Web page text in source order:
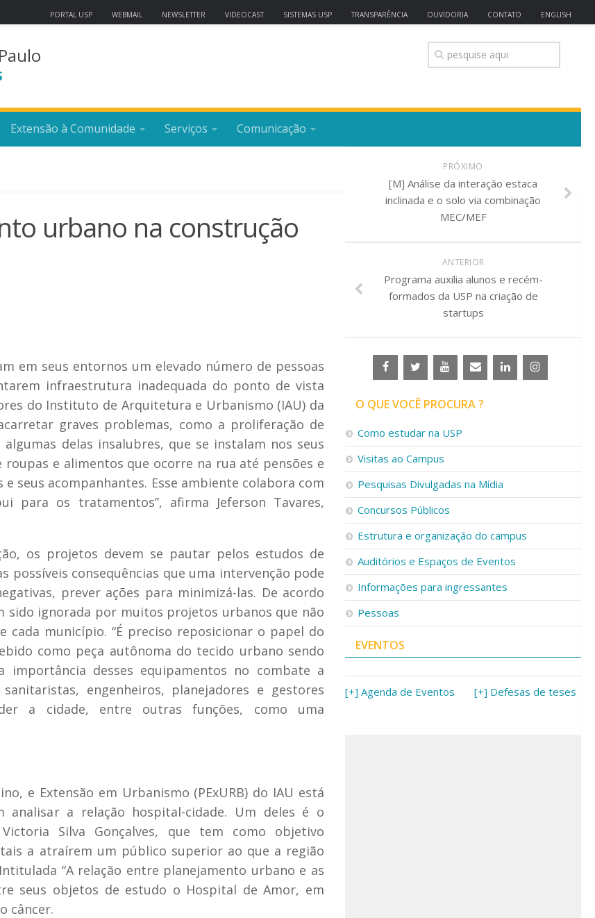
PORTAL USP WEBMAIL NEWSLETTER VIDEOCAST SISTEMAS USP TRANSPARÊNCIA OUVIDORIA CONTATO ENGLISH
Extensão à Comunidade Serviços Comunicação
urbano na construção
em seus entornos um elevado número de pessoas
infraestrutura inadequada do ponto de vista
do Instituto de Arquitetura e Urbanismo (IAU) da
graves problemas, como a proliferação de
delas insalubres, que se instalam nos seus
e alimentos que ocorre na rua até pensões e
seus acompanhantes. Esse ambiente colabora com
para os tratamentos”, afirma Jeferson Tavares,
os projetos devem se pautar pelos estudos de
possíveis consequências que uma intervenção pode
prever ações para minimizá-las. De acordo
sido ignorada por muitos projetos urbanos que não
cada município. “É preciso reposicionar o papel do
como peça autônoma do tecido urbano sendo
desses equipamentos no combate a
engenheiros, planejadores e gestores
a cidade, entre outras funções, como uma
e Extensão em Urbanismo (PExURB) do IAU está
analisar a relação hospital-cidade. Um deles é o
Silva Gonçalves, que tem como objetivo
a atraírem um público superior ao que a região
“A relação entre planejamento urbano e as
seus objetos de estudo o Hospital de Amor, em
câncer.
PRÓXIMO
[M] Análise da interação estaca
inclinada e o solo via combinação
MEC/MEF
ANTERIOR
Programa auxilia alunos e recém-
formados da USP na criação de
startups
O QUE VOCÊ PROCURA ?
Como estudar na USP
Visitas ao Campus
Pesquisas Divulgadas na Mídia
Concursos Públicos
Estrutura e organização do campus
Auditórios e Espaços de Eventos
Informações para ingressantes
Pessoas
EVENTOS
[+] Agenda de Eventos [+] Defesas de teses